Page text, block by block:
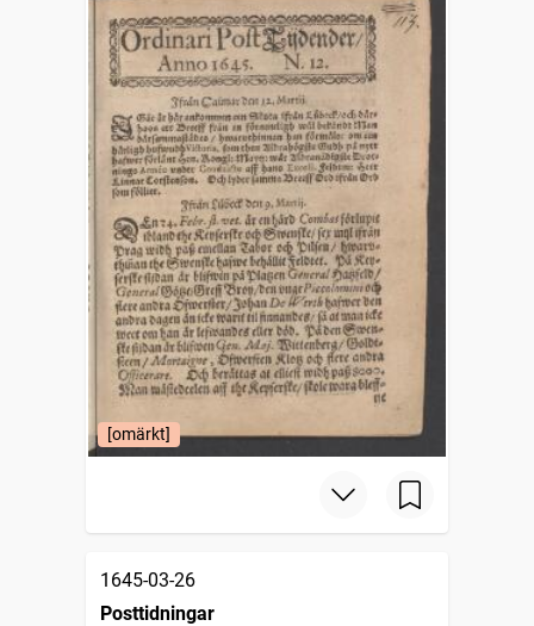
[omärkt]
1645-03-26
Posttidningar